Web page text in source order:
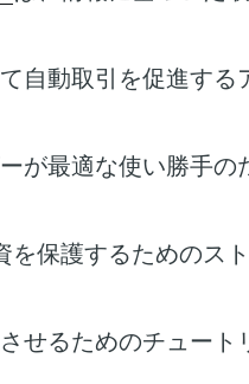
自動取引を促進する
が最適な使い勝手の
を保護するためのス
せるためのチュート